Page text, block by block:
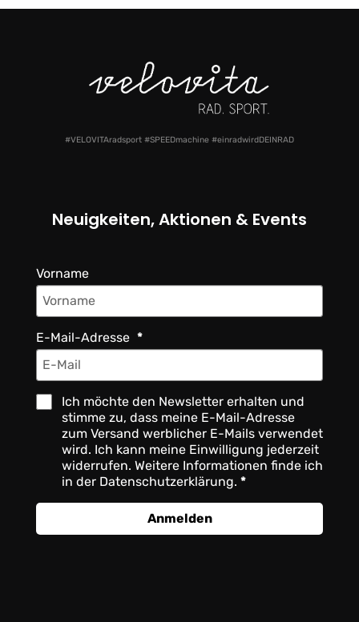
#VELOVITAradsport #SPEEDmachine #einradwirdDEINRAD
Neuigkeiten, Aktionen & Events
Vorname
E-Mail-Adresse
Ich möchte den Newsletter erhalten und
stimme zu, dass meine E-Mail-Adresse
zum Versand werblicher E-Mails verwendet
wird. Ich kann meine Einwilligung jederzeit
widerrufen. Weitere Informationen finde ich
in der Datenschutzerklärung.
Anmelden